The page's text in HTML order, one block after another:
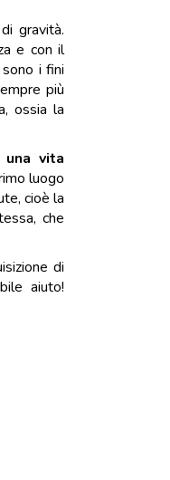
gravità.
e con il
i fini
più
ossia la
una vita
luogo
cioè la
che
di
aiuto!